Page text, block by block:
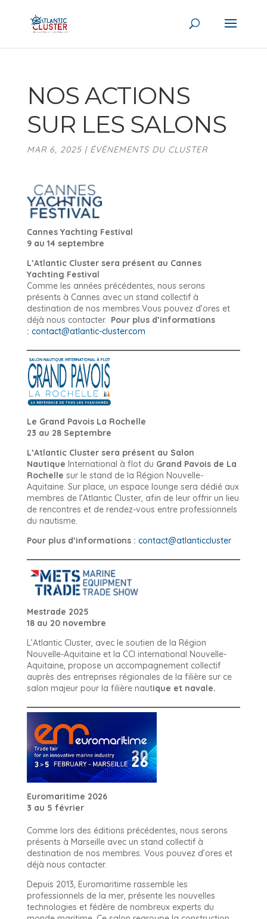
NOS ACTIONS
SUR LES SALONS
MAR 6, 2025| ÉVÈNEMENTS DU CLUSTER
Cannes Yachting Festival
9 au 14 septembre
L’Atlantic Cluster sera présent au Cannes
Yachting Festival
Comme les années précédentes, nous serons
présents à Cannes avec un stand collectif à
destination de nos membres.Vous pouvez d’ores et
déjà nous contacter. Pour plus d’informations
: contact@atlantic-cluster.com
Le Grand Pavois La Rochelle
23 au 28 Septembre
L’Atlantic Cluster sera présent au Salon
Nautique International à flot du Grand Pavois de La
Rochelle sur le stand de la Région Nouvelle-
Aquitaine. Sur place, un espace lounge sera dédié aux
membres de l’Atlantic Cluster, afin de leur offrir un lieu
de rencontres et de rendez-vous entre professionnels
du nautisme.
Pour plus d’informations : contact@atlanticcluster
Mestrade 2025
18 au 20 novembre
L’Atlantic Cluster, avec le soutien de la Région
Nouvelle-Aquitaine et la CCI international Nouvelle-
Aquitaine, propose un accompagnement collectif
auprès des entreprises régionales de la filière sur ce
salon majeur pour la filière nautique et navale.
Euromaritime 2026
3 au 5 février
Comme lors des éditions précédentes, nous serons
présents à Marseille avec un stand collectif à
destination de nos membres. Vous pouvez d’ores et
déjà nous contacter.
Depuis 2013, Euromaritime rassemble les
professionnels de la mer, présente les nouvelles
technologies et fédère de nombreux experts du